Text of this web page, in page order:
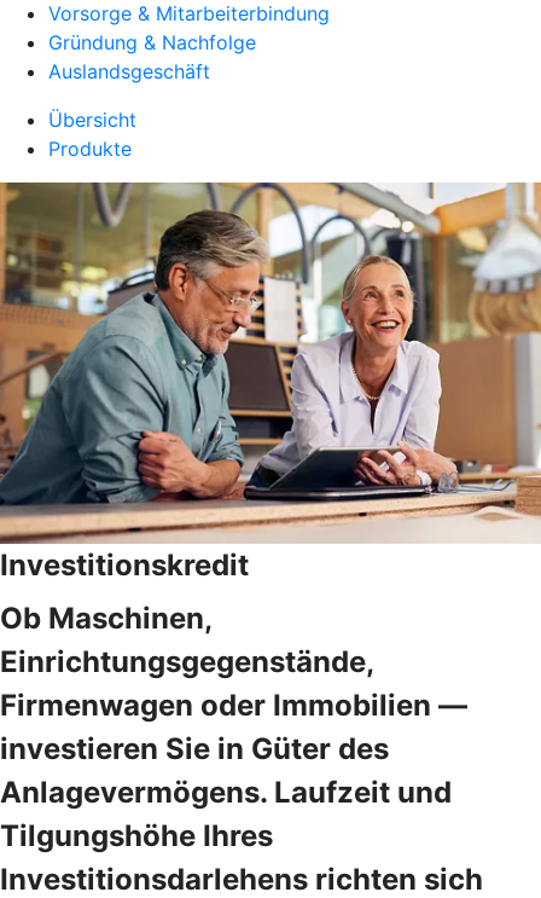
Vorsorge & Mitarbeiterbindung
Gründung & Nachfolge
Auslandsgeschäft
Übersicht
Produkte
Investitionskredit
Ob Maschinen,
Einrichtungsgegenstände,
Firmenwagen oder Immobilien —
investieren Sie in Güter des
Anlagevermögens. Laufzeit und
Tilgungshöhe Ihres
Investitionsdarlehens richten sich